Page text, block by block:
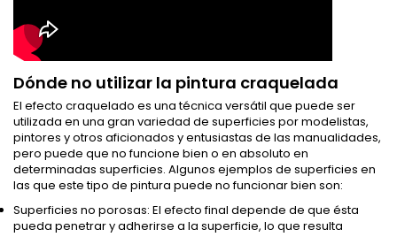
Dónde no utilizar la pintura craquelada
El efecto craquelado es una técnica versátil que puede ser
utilizada en una gran variedad de superficies por modelistas,
pintores y otros aficionados y entusiastas de las manualidades,
pero puede que no funcione bien o en absoluto en
determinadas superficies. Algunos ejemplos de superficies en
las que este tipo de pintura puede no funcionar bien son:
Superficies no porosas: El efecto final depende de que ésta
pueda penetrar y adherirse a la superficie, lo que resulta